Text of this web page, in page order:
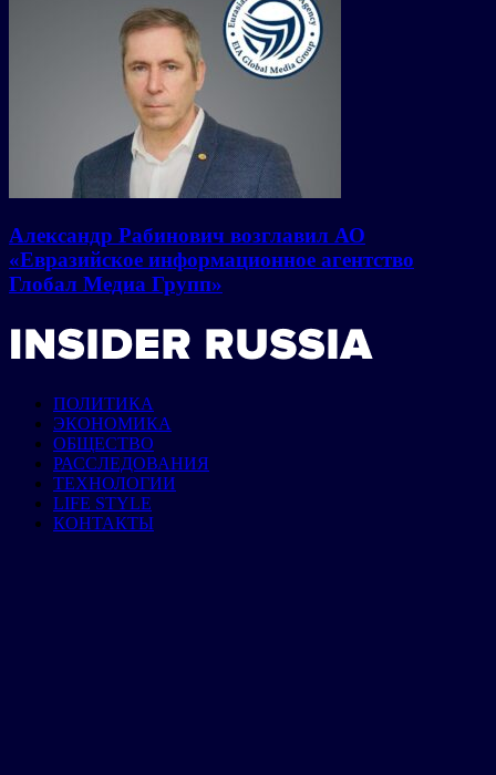
Александр Рабинович возглавил АО
«Евразийское информационное агентство
Глобал Медиа Групп»
ПОЛИТИКА
ЭКОНОМИКА
ОБЩЕСТВО
РАССЛЕДОВАНИЯ
ТЕХНОЛОГИИ
LIFE STYLE
КОНТАКТЫ